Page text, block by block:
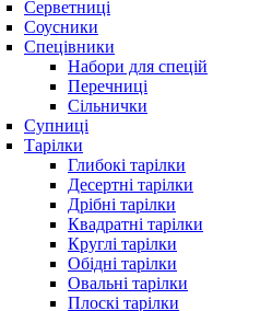
Серветниці
Соусники
Спецівники
Набори для спецій
Перечниці
Сільнички
Супниці
Тарілки
Глибокі тарілки
Десертні тарілки
Дрібні тарілки
Квадратні тарілки
Круглі тарілки
Обідні тарілки
Овальні тарілки
Плоскі тарілки